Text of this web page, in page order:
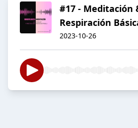
#17 - Meditación
Respiración
2023-10-26